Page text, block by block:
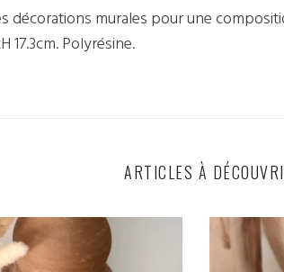
décorations murales pour une
17.3cm. Polyrésine.
ARTICLES À